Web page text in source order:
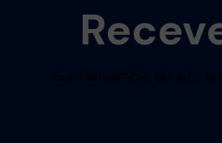
Sur l’ensemble du site